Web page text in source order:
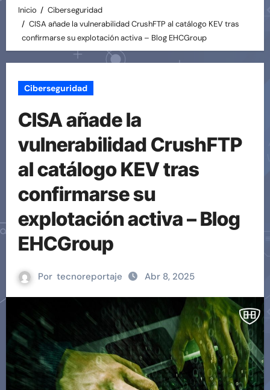
Inicio
Ciberseguridad
CISA añade la vulnerabilidad CrushFTP al catálogo KEV tras
confirmarse su explotación activa – Blog EHCGroup
Ciberseguridad
CISA añade la
vulnerabilidad CrushFTP
al catálogo KEV tras
confirmarse su
explotación activa – Blog
EHCGroup
Por tecnoreportaje Abr 8, 2025